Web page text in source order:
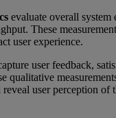
evaluate overall system
These
user experience.
user feedback,
qualitative
reveal user perception of